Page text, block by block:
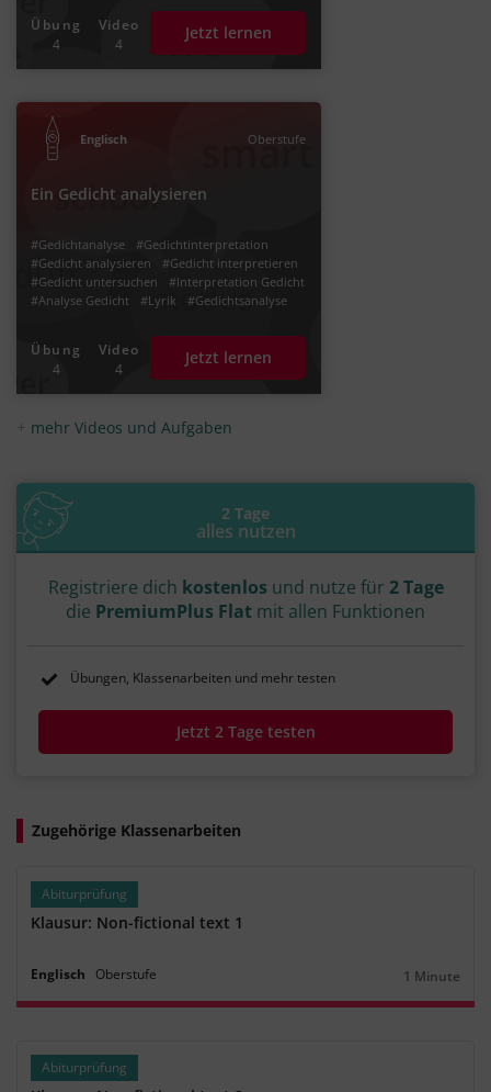
#Gedicht interpretieren Englisch
#Gedichtsanalyse
#Gedichtsinterpretation
Übung
4
Video
4
Jetzt lernen
Englisch Oberstufe
Ein Gedicht analysieren
#Gedichtanalyse
#Gedichtinterpretation
#Gedicht analysieren
#Gedicht interpretieren
#Gedicht untersuchen
#Interpretation Gedicht
#Analyse Gedicht
#Lyrik
#Gedichtsanalyse
Übung
4
Video
4
Jetzt lernen
mehr Videos und Aufgaben
2 Tage
alles nutzen
Registriere dich kostenlos und nutze für 2 Tage
die PremiumPlus Flat mit allen Funktionen
Übungen, Klassenarbeiten und mehr testen
Jetzt 2 Tage testen
Zugehörige Klassenarbeiten
Abiturprüfung
Klausur: Non-fictional text 1
Englisch Oberstufe
Dauer:
1 Minute
Abiturprüfung